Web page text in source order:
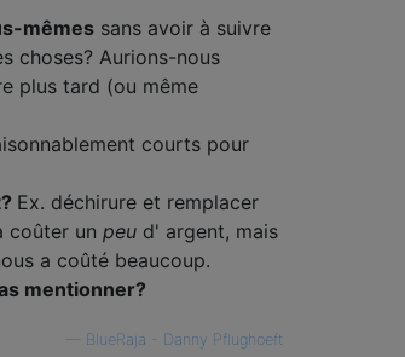
mêmes sans avoir à suivre
choses? Aurions-nous
plus tard (ou même
courts pour
Ex. déchirure et remplacer
coûter un peu d' argent, mais
a coûté beaucoup.
mentionner?
BlueRaja - Danny Pflughoeft